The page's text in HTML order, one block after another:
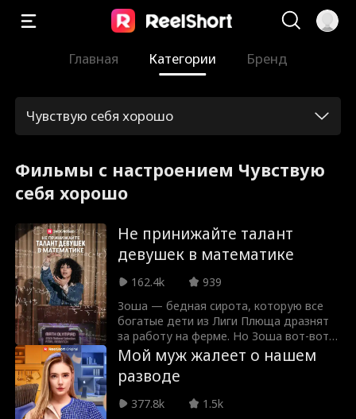
Главная Категории Бренд
Чувствую себя хорошо
Фильмы с настроением Чувствую
себя хорошо
Не принижайте талант
девушек в математике
162.4k
939
Зоша — бедная сирота, которую все
богатые дети из Лиги Плюща дразнят
за работу на ферме. Но Зоша вот-вот
превзойдет их всех в том, чего они
меньше всего ожидают: в математике.
Мой муж жалеет о нашем
разводе
377.8k
1.5k